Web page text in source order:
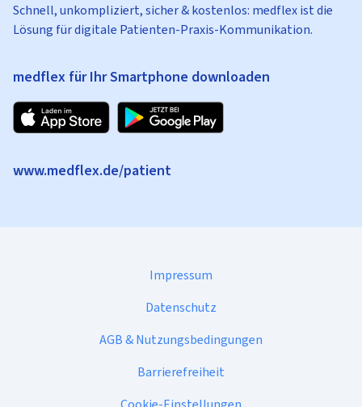
Schnell, unkompliziert, sicher & kostenlos: medflex ist die
Lösung für digitale Patienten-Praxis-Kommunikation.
medflex für Ihr Smartphone downloaden
www.medflex.de/patient
Impressum
Datenschutz
AGB & Nutzungsbedingungen
Barrierefreiheit